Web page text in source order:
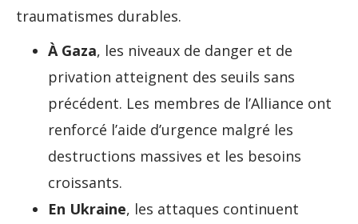
traumatismes durables.
À Gaza, les niveaux de danger et de
privation atteignent des seuils sans
précédent. Les membres de l’Alliance ont
renforcé l’aide d’urgence malgré les
destructions massives et les besoins
croissants.
En Ukraine, les attaques continuent